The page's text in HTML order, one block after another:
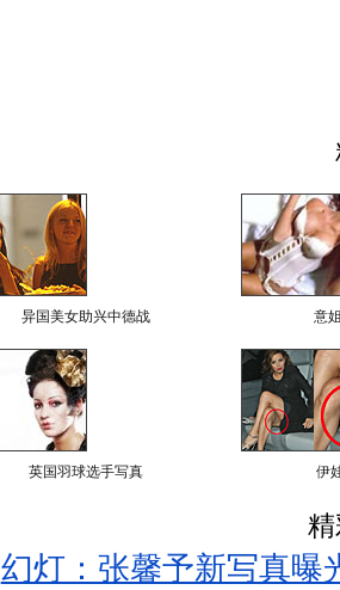
异国美女助兴中德战 意
英国羽球选手写真 伊
幻灯：张馨予新写真曝